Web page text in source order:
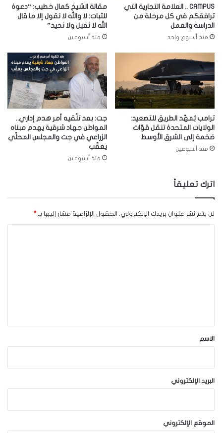
CAMPUS .. العلامة التجارية التي
ترافقكم في كل مرحلة من
الدراسة والعمل
منذ أسبوع واحد
مقالة الشيخ كمال خطيب: “دعوة
للثبات: لا والله لا نقول إلا ما قال
الله لا نقيل ولا نحيد”
منذ أسبوعين
ترامب يُمهّد الطريق للتصعيد:
الولايات المتحدة تنقل قوّات
ضخمة إلى الشرق الأوسط
منذ أسبوعين
جت: بعد تلّقيه أمر هدم إداري..
المواطن جهاد شرقية يهدم مبناه
الزراعي في جت والمجلس المحلّي
يعقّب
منذ أسبوعين
اترك تعليقاً
لن يتم نشر عنوان بريدك الإلكتروني. الحقول الإلزامية مشار إليها بـ *
*الاسم
البريد الإلكتروني
الموقع الإلكتروني